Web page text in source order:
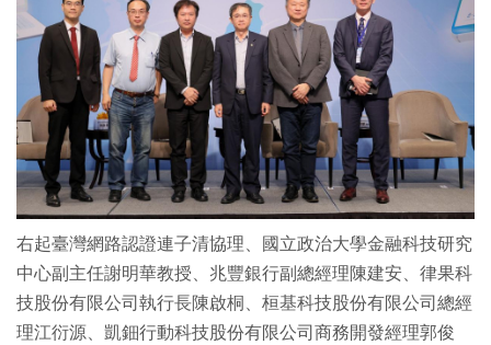
右起臺灣網路認證連子清協理、國立政治大學金融科技研究
中心副主任謝明華教授、兆豐銀行副總經理陳建安、律果科
技股份有限公司執行長陳啟桐、桓基科技股份有限公司總經
理江衍源、凱鈿行動科技股份有限公司商務開發經理郭俊